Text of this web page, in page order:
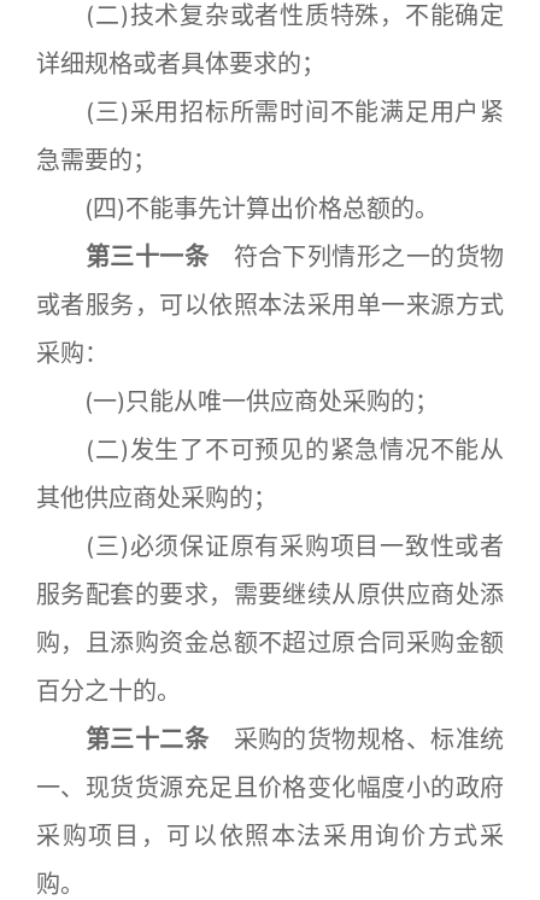
(二)技术复杂或者性质特殊，不能确定
详细规格或者具体要求的；
(三)采用招标所需时间不能满足用户紧
急需要的；
(四)不能事先计算出价格总额的。
第三十一条 符合下列情形之一的货物
或者服务，可以依照本法采用单一来源方式
采购：
(一)只能从唯一供应商处采购的；
(二)发生了不可预见的紧急情况不能从
其他供应商处采购的；
(三)必须保证原有采购项目一致性或者
服务配套的要求，需要继续从原供应商处添
购，且添购资金总额不超过原合同采购金额
百分之十的。
第三十二条 采购的货物规格、标准统
一、现货货源充足且价格变化幅度小的政府
采购项目，可以依照本法采用询价方式采
购。